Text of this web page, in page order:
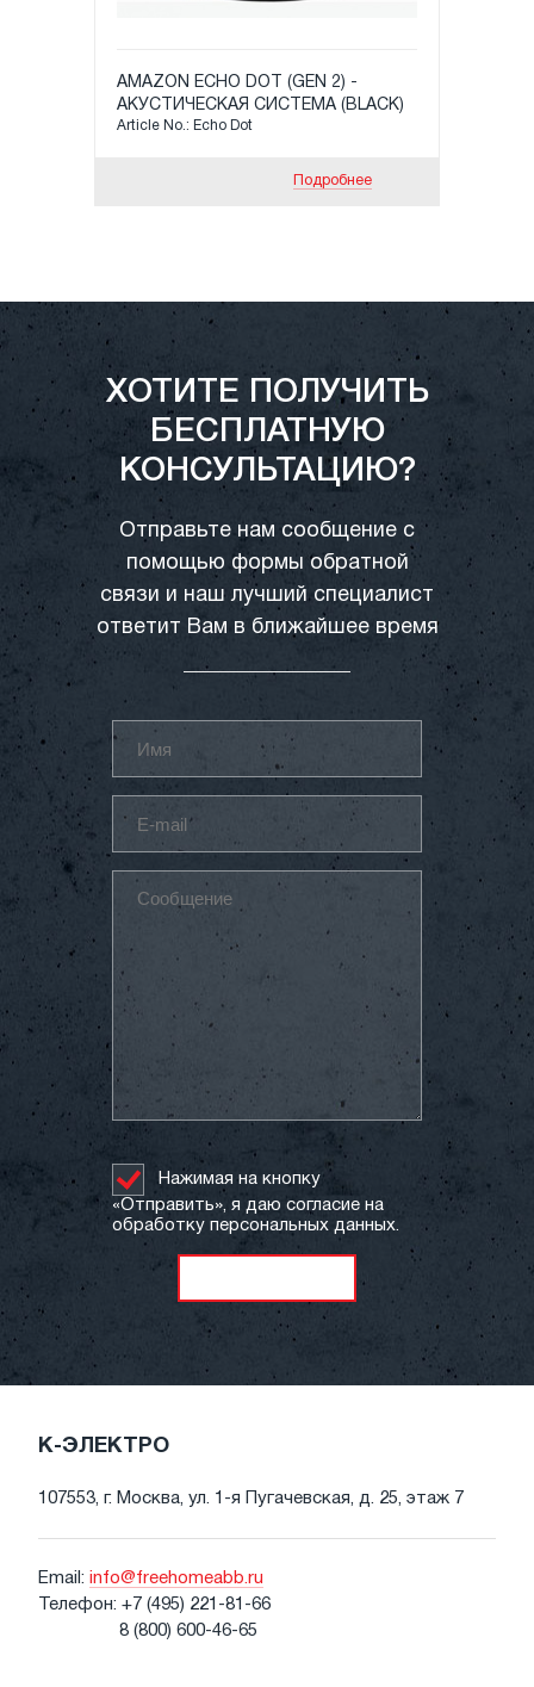
AMAZON ECHO DOT (GEN 2) -
АКУСТИЧЕСКАЯ СИСТЕМА (BLACK)
Article No.: Echo Dot
Подробнее
ХОТИТЕ ПОЛУЧИТЬ
БЕСПЛАТНУЮ
КОНСУЛЬТАЦИЮ?
Отправьте нам сообщение с
помощью формы обратной
связи и наш лучший специалист
ответит Вам в ближайшее время
Нажимая на кнопку
«Отправить», я даю согласие на
обработку персональных данных.
К-ЭЛЕКТРО
107553, г. Москва, ул. 1-я Пугачевская, д. 25, этаж 7
Email: info@freehomeabb.ru
Телефон: +7 (495) 221-81-66
8 (800) 600-46-65